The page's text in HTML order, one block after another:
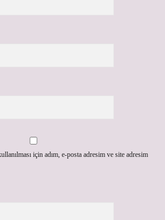
için adım, e-posta adresim ve site adresim